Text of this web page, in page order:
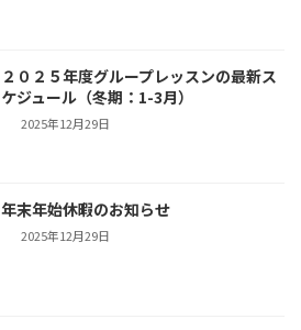
２０２５年度グループレッスンの最新ス
ケジュール（冬期：1-3月）
2025年12月29日
年末年始休暇のお知らせ
2025年12月29日